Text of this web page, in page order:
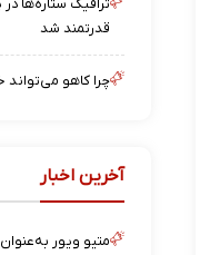
ترافیک ستاره‌ها
قدرتمند شد
چرا کاهو می‌تواند
آخرین اخبار
متیو ویور